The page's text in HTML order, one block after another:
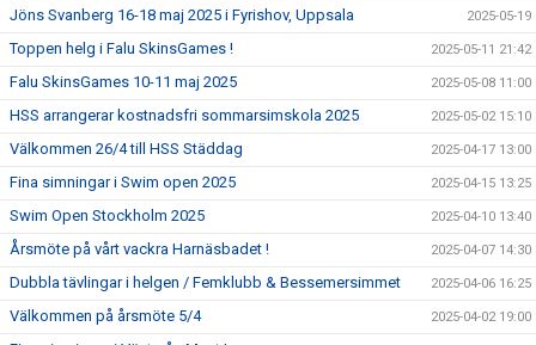
Jöns Svanberg 16-18 maj 2025 i Fyrishov, Uppsala 2025-05-19
Toppen helg i Falu SkinsGames ! 2025-05-11 21:42
Falu SkinsGames 10-11 maj 2025 2025-05-08 11:00
HSS arrangerar kostnadsfri sommarsimskola 2025 2025-05-02 15:10
Välkommen 26/4 till HSS Städdag 2025-04-17 13:00
Fina simningar i Swim open 2025 2025-04-15 13:25
Swim Open Stockholm 2025 2025-04-10 13:40
Årsmöte på vårt vackra Harnäsbadet ! 2025-04-07 14:30
Dubbla tävlingar i helgen / Femklubb & Bessemersimmet 2025-04-06 16:25
Välkommen på årsmöte 5/4 2025-04-02 19:00